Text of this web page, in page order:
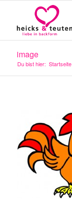
image
Du bist hier: Startseite